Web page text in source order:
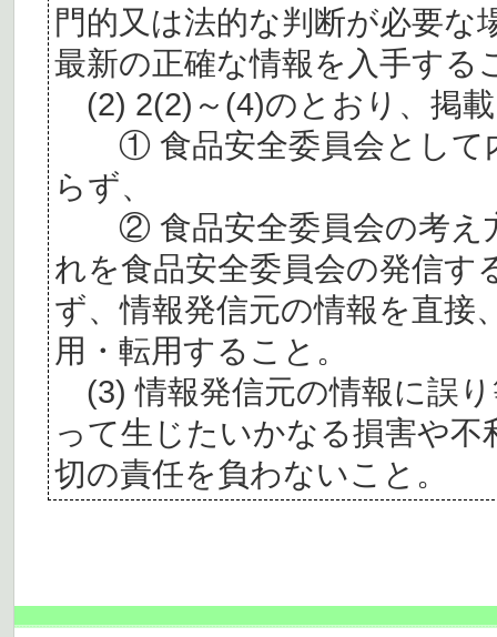
門的又は法的な判断が必要
最新の正確な情報を入手する
(2) 2(2)～(4)のとおり、掲
① 食品安全委員会として
らず、
② 食品安全委員会の考え
れを食品安全委員会の発信す
ず、情報発信元の情報を直接
用・転用すること。
(3) 情報発信元の情報に誤
って生じたいかなる損害や
切の責任を負わないこと。